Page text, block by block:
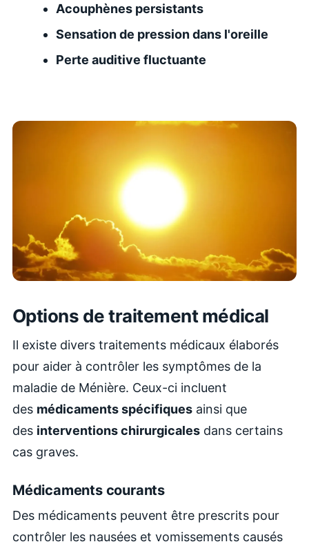
Acouphènes persistants
Sensation de pression dans l'oreille
Perte auditive fluctuante
Options de traitement médical
Il existe divers traitements médicaux élaborés
pour aider à contrôler les symptômes de la
maladie de Ménière. Ceux-ci incluent
des médicaments spécifiques ainsi que
des interventions chirurgicales dans certains
cas graves.
Médicaments courants
Des médicaments peuvent être prescrits pour
contrôler les nausées et vomissements causés